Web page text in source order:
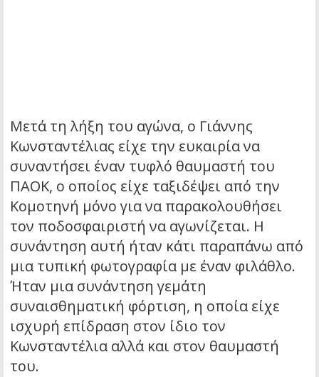
Μετά τη λήξη του αγώνα, ο Γιάννης
Κωνσταντέλιας είχε την ευκαιρία να
συναντήσει έναν τυφλό θαυμαστή του
ΠΑΟΚ, ο οποίος είχε ταξιδέψει από την
Κομοτηνή μόνο για να παρακολουθήσει
τον ποδοσφαιριστή να αγωνίζεται. Η
συνάντηση αυτή ήταν κάτι παραπάνω από
μια τυπική φωτογραφία με έναν φιλάθλο.
Ήταν μια συνάντηση γεμάτη
συναισθηματική φόρτιση, η οποία είχε
ισχυρή επίδραση στον ίδιο τον
Κωνσταντέλια αλλά και στον θαυμαστή
του.